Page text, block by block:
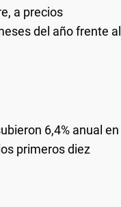
a precios
del año frente al
6,4% anual en
primeros diez